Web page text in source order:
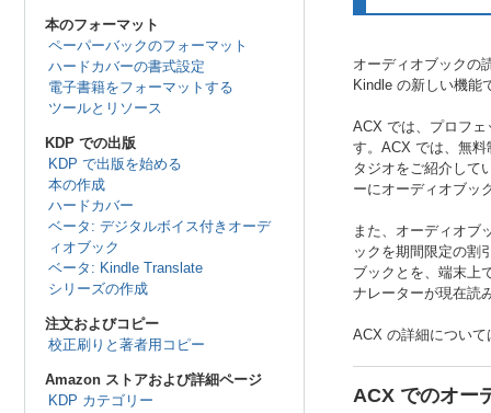
本のフォーマット
ペーパーバックのフォーマット
ハードカバーの書式設定
電子書籍をフォーマットする
ツールとリソース
KDP での出版
KDP で出版を始める
本の作成
ハードカバー
ベータ: デジタルボイス付きオーデ
ィオブック
ベータ: Kindle Translate
シリーズの作成
注文およびコピー
校正刷りと著者用コピー
Amazon ストアおよび詳細ページ
KDP カテゴリー
オーディオブックの
Kindle の新しい機能
ACX では、プロフ
す。ACX では、無
タジオをご紹介して
ーにオーディオブッ
また、オーディオブ
ックを期間限定の割
ブックとを、端末上
ナレーターが現在読
ACX の詳細について
ACX でのオー